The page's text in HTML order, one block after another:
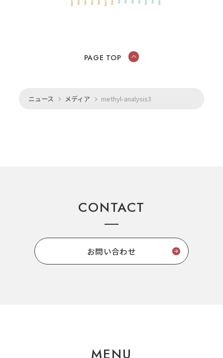
ニュース メディア methyl-analysis3
PAGE TOP
CONTACT
お問い合わせ
MENU